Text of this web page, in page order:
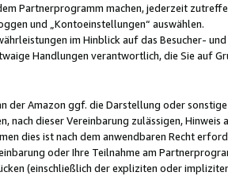
Partnerprogramm machen, jederzeit
und „Kontoeinstellungen“ auswählen.
im Hinblick auf das Besucher-
Handlungen verantwortlich, die Sie auf
der Amazon ggf. die Darstellung oder
nach dieser Vereinbarung zulässigen,
dies ist nach dem anwendbaren Recht
oder Ihre Teilnahme am
(einschließlich der expliziten oder